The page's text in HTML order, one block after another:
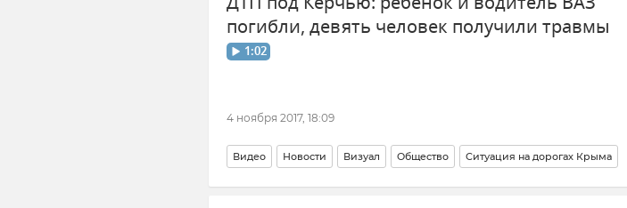
погибли, девять человек получили травмы
1:02
4 ноября 2017, 18:09
Видео Новости Визуал Общество Ситуация на дорогах Крыма